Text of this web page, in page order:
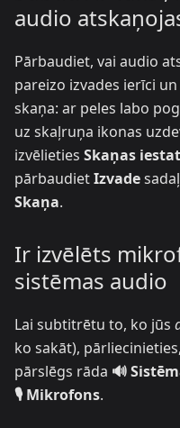
audio
Pārbaudiet, vai audio
pareizo izvades ierīci
skaņa: ar peles labo
uz skaļruņa ikonas
izvēlieties Skaņas
pārbaudietIzvade
Skaņa.
Ir izvēlēts
sistēmas audio
Lai subtitrētu to, ko jūs
ko sakāt),
pārslēgs rāda 🔊
🎙️ Mikrofons.